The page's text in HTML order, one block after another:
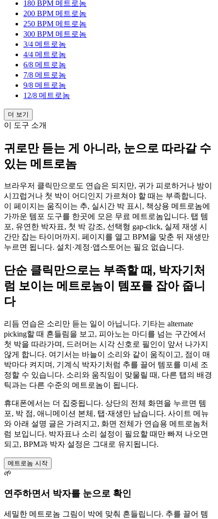
180 BPM 메트로놈
200 BPM 메트로놈
250 BPM 메트로놈
300 BPM 메트로놈
3/4 메트로놈
4/4 메트로놈
6/8 메트로놈
7/8 메트로놈
9/8 메트로놈
12/8 메트로놈
더 보기
이 도구 소개
귀로만 듣는 게 아니라, 눈으로 따라갈 수
있는 메트로놈
브라우저 클릭만으로도 연습은 되지만, 귀가 피로하거나 방이
시끄럽거나 첫 박이 어디인지 가르쳐야 할 때는 부족합니다.
이 페이지는 움직이는 추, 실시간 박 표시, 책상용 메트로놈에
가까운 템포 도구를 한곳에 모은 무료 메트로놈입니다. 탭 템
포, 유연한 박자표, 첫 박 강조, 선택형 gap-click, 실제 재생 시
간만 잡는 타이머까지. 페이지를 열고 BPM을 맞춘 뒤 재생만
누르면 됩니다. 설치·계정·앱스토어는 필요 없습니다.
단순 클릭만으로는 부족할 때, 박자기처
럼 보이는 메트로놈이 템포를 잡아 줍니
다
리듬 연습은 소리만 듣는 일이 아닙니다. 기타는 alternate
picking할 때 흔들림을 보고, 피아노는 마디를 넘는 구간에서
첫 박을 따라가며, 드러머는 시각 신호로 필인이 앞서 나가지
않게 합니다. 여기서는 바늘이 소리와 같이 움직이고, 점이 매
박마다 켜지며, 기계식 박자기처럼 추를 끌어 템포를 미세 조
정할 수 있습니다. 소리와 움직임이 맞물릴 때, 다른 탭의 배경
틱과는 다른 수준의 메트로놈이 됩니다.
휴대폰에서는 더 집중됩니다. 상단의 전체 화면을 누르면 템
포, 박 점, 애니메이션 본체, 탭·재생만 남습니다. 사이트 메뉴
와 아래 설명 글은 가려지고, 화면 전체가 연습용 메트로놈처
럼 보입니다. 박자표나 소리 설정이 필요할 때만 빠져 나오면
되고, BPM과 박자 설정은 그대로 유지됩니다.
메트로놈 시작
🌱
연주하면서 박자를 눈으로 확인
세밀한 메트로놈 그림이 박에 맞춰 흔들립니다. 추를 끌어 템